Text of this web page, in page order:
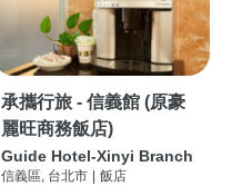
承攜行旅 - 信義館 (原豪
麗旺商務飯店)
Guide Hotel-Xinyi Branch
信義區, 台北市 飯店